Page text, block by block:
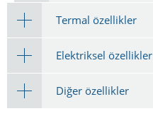
Termal özellikler
Elektriksel özellikler
Diğer özellikler